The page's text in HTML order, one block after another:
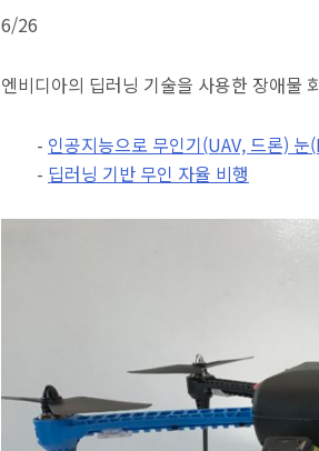
6/26
엔비디아의 딥러닝 기술을 사용한 장애물
- 인공지능으로 무인기(UAV, 드론)
- 딥러닝 기반 무인 자율 비행